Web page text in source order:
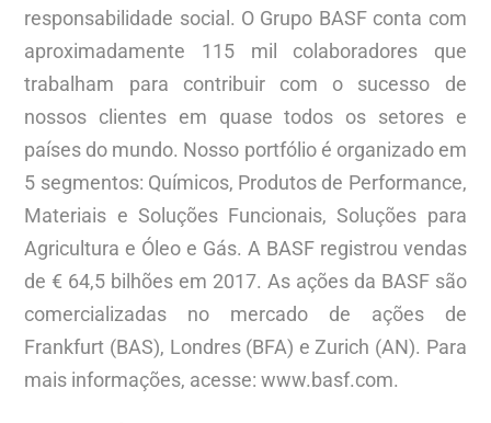
responsabilidade social. O Grupo BASF conta com
aproximadamente 115 mil colaboradores que
trabalham para contribuir com o sucesso de
nossos clientes em quase todos os setores e
países do mundo. Nosso portfólio é organizado em
5 segmentos: Químicos, Produtos de Performance,
Materiais e Soluções Funcionais, Soluções para
Agricultura e Óleo e Gás. A BASF registrou vendas
de € 64,5 bilhões em 2017. As ações da BASF são
comercializadas no mercado de ações de
Frankfurt (BAS), Londres (BFA) e Zurich (AN). Para
mais informações, acesse: www.basf.com.